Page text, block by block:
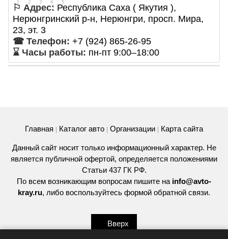
⚐ Адрес: Республика Саха ( Якутия ),
Нерюнгринский р-н, Нерюнгри, просп. Мира,
23, эт. 3
☎ Телефон: +7 (924) 865-26-95
⌛ Часы работы: пн-пт 9:00–18:00
Главная Каталог авто Организации Карта сайта
Данный сайт носит только информационный характер. Не
является публичной офертой, определяется положениями
Статьи 437 ГК РФ.
По всем возникающим вопросам пишите на info@avto-
kray.ru, либо воспользуйтесь формой обратной связи.
Вверх